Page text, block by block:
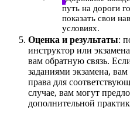
путь на дороги
показать свои
условиях.
Оценка и результаты:
инструктор или
вам обратную связь.
заданиями экзамена,
права для
случае, вам могут
дополнительной